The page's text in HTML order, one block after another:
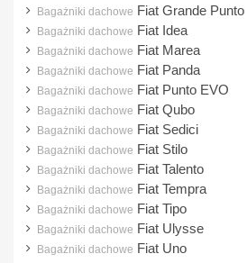
Jeep
Kia
Lancia
Land Rover
Lexus
MAN
Maxus
Mazda
Bagażniki dachowe Fiat Grande Punto
Bagażniki dachowe Fiat Idea
Bagażniki dachowe Fiat Marea
Bagażniki dachowe Fiat Panda
Bagażniki dachowe Fiat Punto EVO
Bagażniki dachowe Fiat Qubo
Bagażniki dachowe Fiat Sedici
Bagażniki dachowe Fiat Stilo
Bagażniki dachowe Fiat Talento
Bagażniki dachowe Fiat Tempra
Bagażniki dachowe Fiat Tipo
Bagażniki dachowe Fiat Ulysse
Bagażniki dachowe Fiat Uno